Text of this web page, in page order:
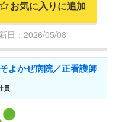
お気に入りに追加
日：2026/05/08
よかぜ病院／正看護師
員